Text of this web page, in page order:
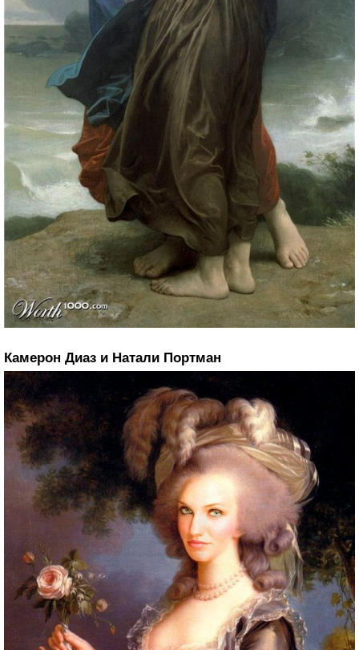
Камерон Диаз и Натали Портман